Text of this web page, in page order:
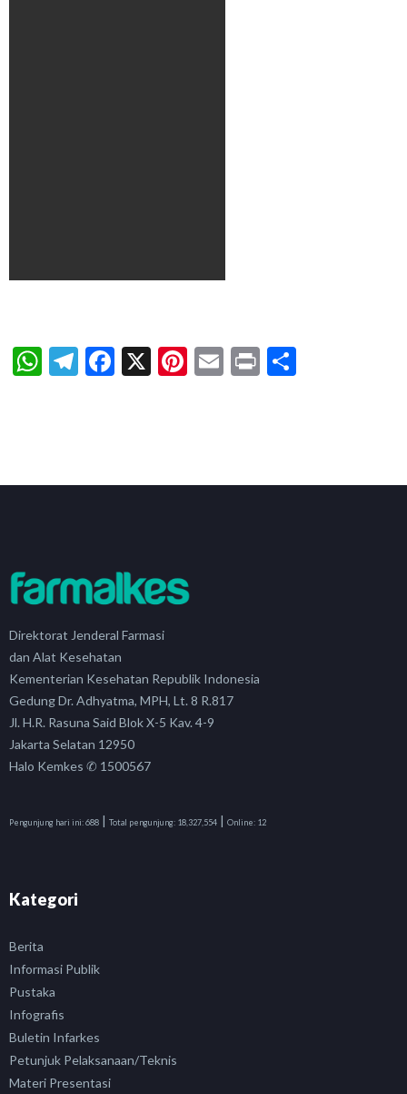
WhatsApp
Telegram
Facebook
X Pinterest
Email
Print
Direktorat Jenderal Farmasi
dan Alat Kesehatan
Kementerian Kesehatan Republik Indonesia
Gedung Dr. Adhyatma, MPH, Lt. 8 R.817
Jl. H.R. Rasuna Said Blok X-5 Kav. 4-9
Jakarta Selatan 12950
Halo Kemkes ✆ 1500567
Pengunjung hari ini:688 | Total pengunjung: 18,327,554 | Online: 12
Kategori
Berita
Informasi Publik
Pustaka
Infografis
Buletin Infarkes
Petunjuk Pelaksanaan/Teknis
Materi Presentasi